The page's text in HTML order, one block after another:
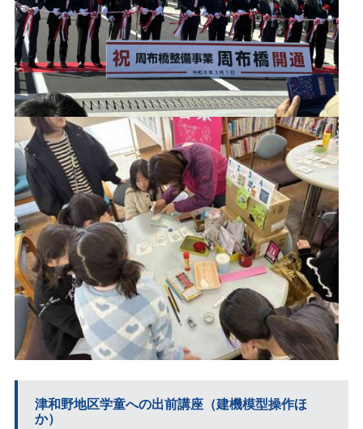
津和野地区学童への出前講座（建機模型操作ほ
か）